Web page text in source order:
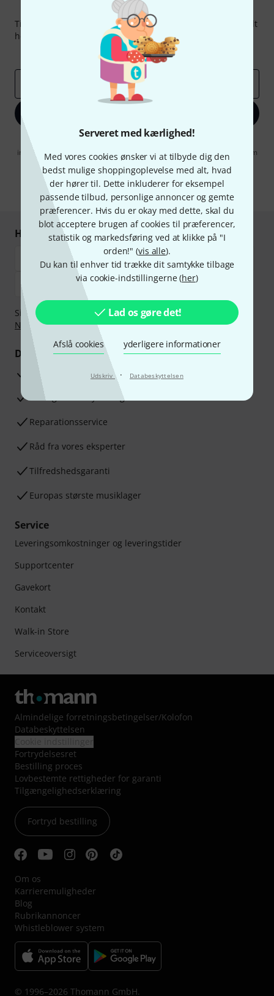
Serveret med kærlighed!
Med vores cookies ønsker vi at tilbyde dig den
bedst mulige shoppingoplevelse med alt, hvad
der hører til. Dette inkluderer for eksempel
passende tilbud, personlige annoncer og gemte
præferencer. Hvis du er okay med dette, skal du
blot acceptere brugen af cookies til præferencer,
statistik og markedsføring ved at klikke på "I
orden!" (vis alle).
Du kan til enhver tid trække dit samtykke tilbage
via cookie-indstillingerne (her)
Lad os gøre det!
Afslå cookies yderligere informationer
Udskriv · Databeskyttelsen
Thomann Newsletter
Tilmeld dig Thomann Nyhedsbrevet på engelsk og med lidt
held kan du vinde en af50 gavekort hver værdi
Inspirerende bidrag
Tilbud Thomann-indsigter
Når jeg klikker på "Tilmeld dig nu", erklærer jeg mig samtidig
indforstået med at modtage e-mail-reklame. Dette tilsagn kan når som
helst trækkes tilbage. Find yderligere informationer i vores
informationer om databeskyttelse
* Obligatorisk felt
Handl og betal sikkert
Sikker betaling med Bankoverførsel, PayPal,
Klarna Betal
Nu
Klarna betaling i ratereller Kreditkort.
Dine fordele
3 års Thomann Garanti
30 dages money back garanti
Reparationsservice
Råd fra vores eksperter
Tilfredshedsgaranti
Europas største musiklager
Service
Leveringsomkostninger og leveringstider
Supportcenter
Gavekort
Kontakt
Walk-in Store
Serviceoversigt
Almindelige forretningsbetingelser/Kolofon
Databeskyttelsen
Fortrydelsesret
Bestilling proces
Lovbestemte rettigheder for garanti
Tilgængelighedserklæring
Fortryd bestilling
Om os
Karrieremuligheder
Blog
Rubrikannoncer
Whistleblower system
© 1996–2026 Thomann GmbH.